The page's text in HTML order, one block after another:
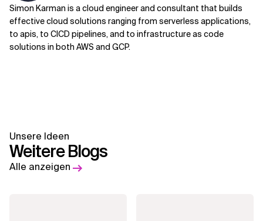
Simon Karman is a cloud engineer and consultant that builds
effective cloud solutions ranging from serverless applications,
to apis, to CICD pipelines, and to infrastructure as code
solutions in both AWS and GCP.
Unsere Ideen
Weitere Blogs
Alle anzeigen